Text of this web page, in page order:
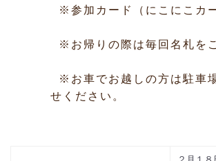
※参加カード（にこにこカ
※お帰りの際は毎回名札を
※お車でお越しの方は駐車
せください。